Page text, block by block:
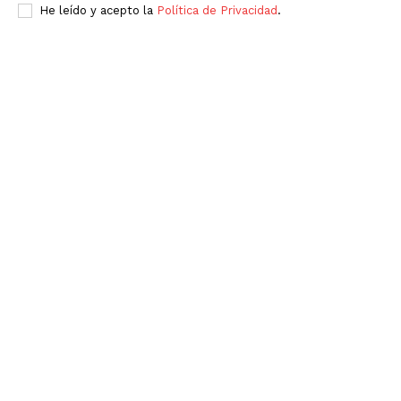
Empresa
He leído y acepto la Política de Privacidad .